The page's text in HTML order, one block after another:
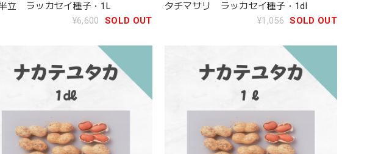
立 ラッカセイ種子・1L
¥6,600
SOLD OUT
タチマサリ ラッカセイ種子・1dl
¥1,056 SOLD OUT